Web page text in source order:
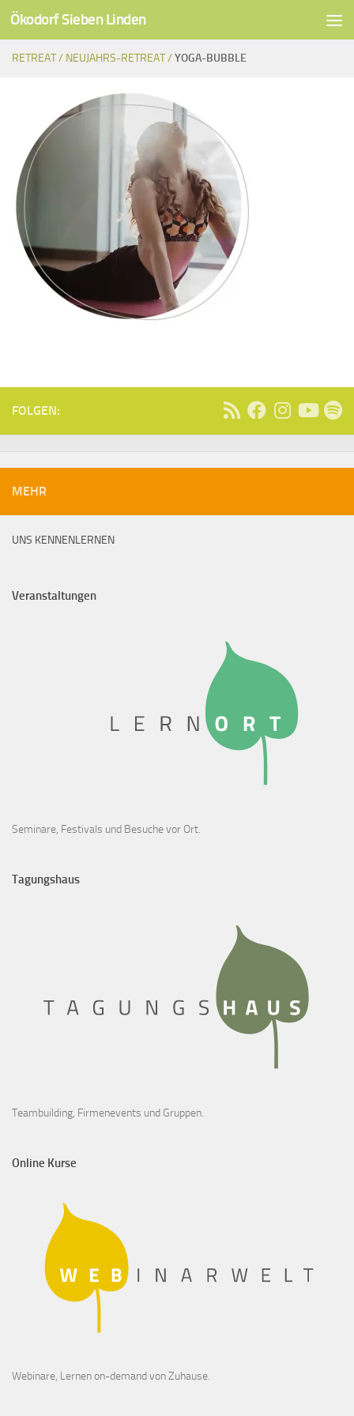
Unter dem Inhalt
Ökodorf Sieben Linden
RETREAT / NEUJAHRS-RETREAT /YOGA-BUBBLE
FOLGEN:
MEHR
UNS KENNENLERNEN
Veranstaltungen
Seminare, Festivals und Besuche vor Ort.
Tagungshaus
Teambuilding, Firmenevents und Gruppen.
Online Kurse
Webinare, Lernen on-demand von Zuhause.